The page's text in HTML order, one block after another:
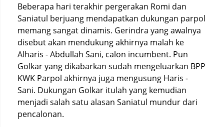
Beberapa hari terakhir pergerakan Romi dan
Saniatul berjuang mendapatkan dukungan parpol
memang sangat dinamis. Gerindra yang awalnya
disebut akan mendukung akhirnya malah ke
Alharis - Abdullah Sani, calon incumbent. Pun
Golkar yang dikabarkan sudah mengeluarkan BPP
KWK Parpol akhirnya juga mengusung Haris -
Sani. Dukungan Golkar itulah yang kemudian
menjadi salah satu alasan Saniatul mundur dari
pencalonan.